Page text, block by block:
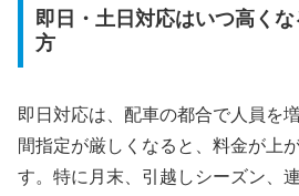
即日・土日対応はいつ高く
方
即日対応は、配車の都合で人員を
間指定が厳しくなると、料金が上
す。特に月末、引越しシーズン、